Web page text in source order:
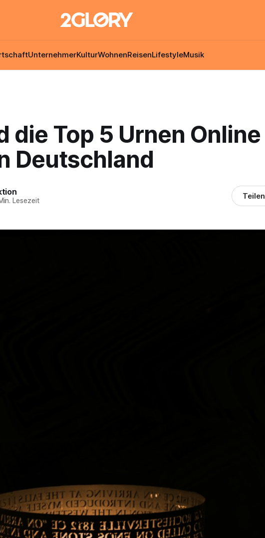
UnternehmerKulturWohnenReisenLifestyleMusik
die Top 5 Urnen Online
Deutschland
Lesezeit Teilen